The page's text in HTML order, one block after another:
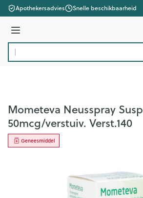
Ga naar de inhoud
Apothekersadvies Snelle beschikbaarheid
Menu
Product, merk, categorie...
Mometeva Neusspray Susp
50mcg/verstuiv. Verst.140
Geneesmiddel